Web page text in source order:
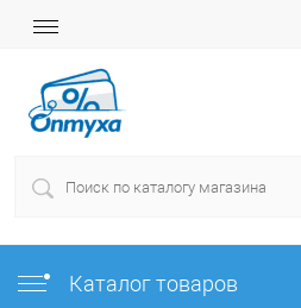
Каталог товаров